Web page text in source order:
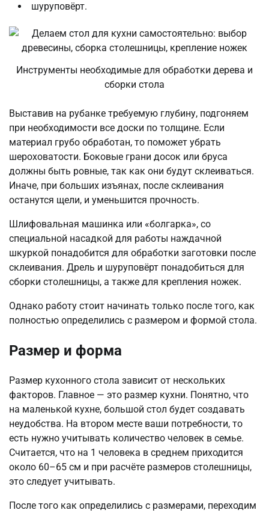
шуруповёрт.
Инструменты необходимые для обработки дерева и
сборки стола
Выставив на рубанке требуемую глубину, подгоняем
при необходимости все доски по толщине. Если
материал грубо обработан, то поможет убрать
шероховатости. Боковые грани досок или бруса
должны быть ровные, так как они будут склеиваться.
Иначе, при больших изъянах, после склеивания
останутся щели, и уменьшится прочность.
Шлифовальная машинка или «болгарка», со
специальной насадкой для работы наждачной
шкуркой понадобится для обработки заготовки после
склеивания. Дрель и шуруповёрт понадобиться для
сборки столешницы, а также для крепления ножек.
Однако работу стоит начинать только после того, как
полностью определились с размером и формой стола.
Размер и форма
Размер кухонного стола зависит от нескольких
факторов. Главное — это размер кухни. Понятно, что
на маленькой кухне, большой стол будет создавать
неудобства. На втором месте ваши потребности, то
есть нужно учитывать количество человек в семье.
Считается, что на 1 человека в среднем приходится
около 60–65 см и при расчёте размеров столешницы,
это следует учитывать.
После того как определились с размерами, переходим